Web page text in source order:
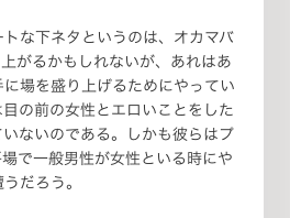
な下ネタというのは、オカマバ
がるかもしれないが、あれはあ
場を盛り上げるためにやってい
の前の女性とエロいことをした
ないのである。しかも彼らはプ
で一般男性が女性といる時にや
だろう。